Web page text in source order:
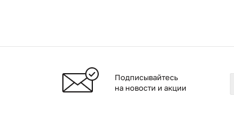
Подписывайтесь
на новости и акции